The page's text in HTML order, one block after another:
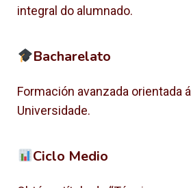
integral do alumnado.
Bacharelato
Formación avanzada orientada á
Universidade.
Ciclo Medio